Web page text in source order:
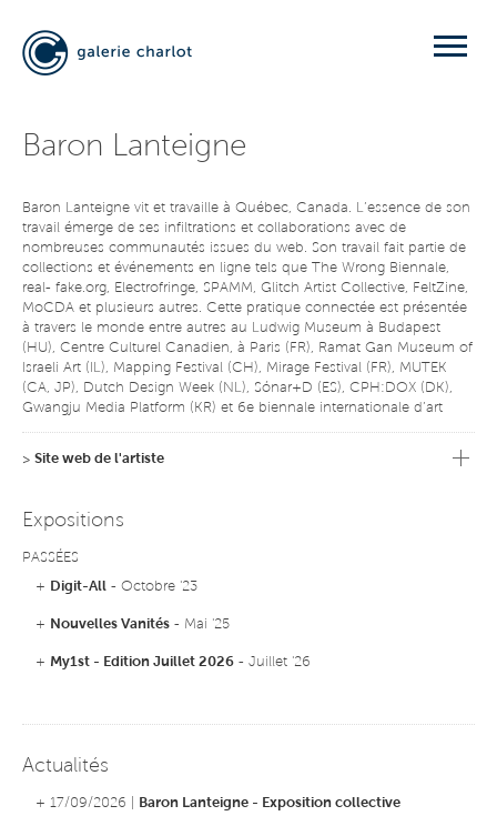
Baron Lanteigne
Baron Lanteigne vit et travaille à Québec, Canada. L’essence de son
travail émerge de ses infiltrations et collaborations avec de
nombreuses communautés issues du web. Son travail fait partie de
collections et événements en ligne tels que The Wrong Biennale,
real- fake.org, Electrofringe, SPAMM, Glitch Artist Collective, FeltZine,
MoCDA et plusieurs autres. Cette pratique connectée est présentée
à travers le monde entre autres au Ludwig Museum à Budapest
(HU), Centre Culturel Canadien, à Paris (FR), Ramat Gan Museum of
Israeli Art (IL), Mapping Festival (CH), Mirage Festival (FR), MUTEK
(CA, JP), Dutch Design Week (NL), Sónar+D (ES), CPH:DOX (DK),
Gwangju Media Platform (KR) et 6e biennale internationale d’art
> Site web de l'artiste
Expositions
PASSÉES
+ Digit-All - Octobre '23
+ Nouvelles Vanités - Mai '25
+ My1st - Edition Juillet 2026 - Juillet '26
Actualités
+ 17/09/2026 | Baron Lanteigne - Exposition collective